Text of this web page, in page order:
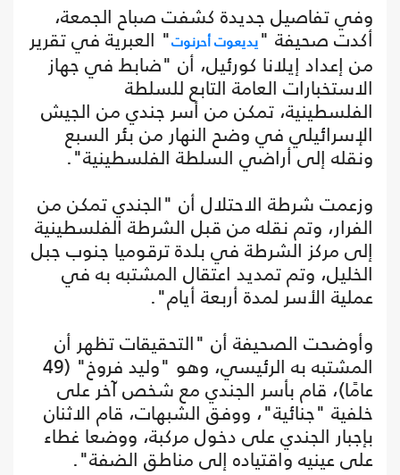
وفي تفاصيل جديدة كشفت صباح الجمعة،
أكدت صحيفة "يديعوت أحرنوت" العبرية في تقرير
من إعداد إيلانا كورئيل، أن "ضابط في جهاز
الاستخبارات العامة التابع للسلطة
الفلسطينية، تمكن من أسر جندي من الجيش
الإسرائيلي في وضح النهار من بئر السبع
ونقله إلى أراضي السلطة الفلسطينية".
وزعمت شرطة الاحتلال أن "الجندي تمكن من
الفرار، وتم نقله من قبل الشرطة الفلسطينية
إلى مركز الشرطة في بلدة ترقوميا جنوب جبل
الخليل، وتم تمديد اعتقال المشتبه به في
عملية الأسر لمدة أربعة أيام".
وأوضحت الصحيفة أن "التحقيقات تظهر أن
المشتبه به الرئيسي، وهو "وليد فروخ" (49
عامًا)، قام بأسر الجندي مع شخص آخر على
خلفية "جنائية"، ووفق الشبهات، قام الاثنان
بإجبار الجندي على دخول مركبة، ووضعا غطاء
على عينيه واقتياده إلى مناطق الضفة".